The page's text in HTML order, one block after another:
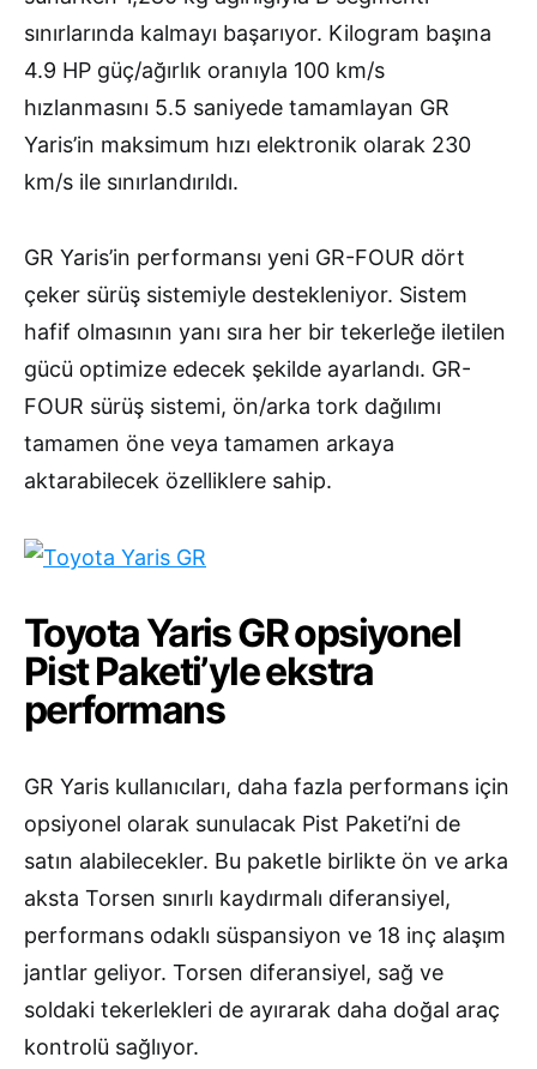
sınırlarında kalmayı başarıyor. Kilogram başına
4.9 HP güç/ağırlık oranıyla 100 km/s
hızlanmasını 5.5 saniyede tamamlayan GR
Yaris’in maksimum hızı elektronik olarak 230
km/s ile sınırlandırıldı.
GR Yaris’in performansı yeni GR-FOUR dört
çeker sürüş sistemiyle destekleniyor. Sistem
hafif olmasının yanı sıra her bir tekerleğe iletilen
gücü optimize edecek şekilde ayarlandı. GR-
FOUR sürüş sistemi, ön/arka tork dağılımı
tamamen öne veya tamamen arkaya
aktarabilecek özelliklere sahip.
Toyota Yaris GR opsiyonel
Pist Paketi’yle ekstra
performans
GR Yaris kullanıcıları, daha fazla performans için
opsiyonel olarak sunulacak Pist Paketi’ni de
satın alabilecekler. Bu paketle birlikte ön ve arka
aksta Torsen sınırlı kaydırmalı diferansiyel,
performans odaklı süspansiyon ve 18 inç alaşım
jantlar geliyor. Torsen diferansiyel, sağ ve
soldaki tekerlekleri de ayırarak daha doğal araç
kontrolü sağlıyor.